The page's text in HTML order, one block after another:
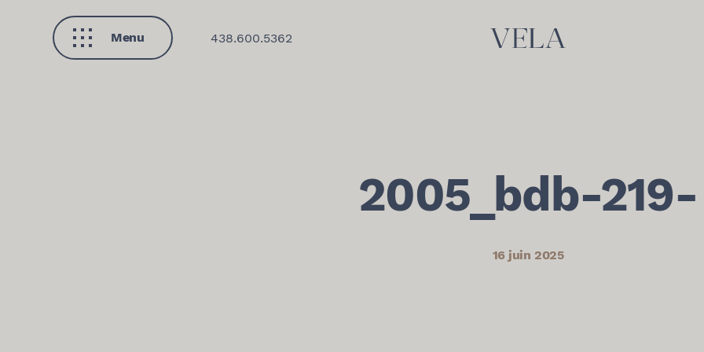
Menu
Fermer
438.600.5362
2005_bdb-219-
16 juin 2025